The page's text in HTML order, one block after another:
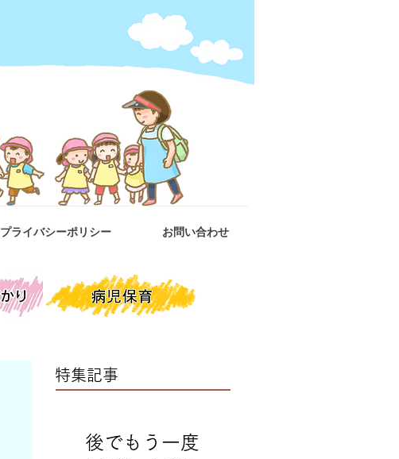
プライバシーポリシー お問い合わせ
特集記事
後でもう一度